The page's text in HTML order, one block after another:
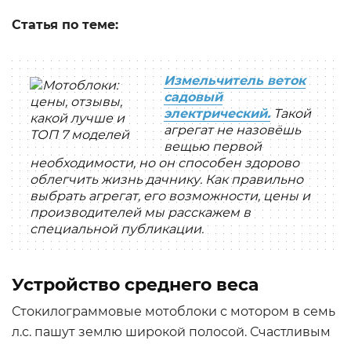
Статья по теме:
Измельчитель веток
садовый
электрический.Такой
агрегат не назовёшь
вещью первой
необходимости, но он способен здорово
облегчить жизнь дачнику. Как правильно
выбрать агрегат, его возможности, цены и
производителей мы расскажем в
специальной публикации.
Устройство среднего веса
Стокилограммовые мотоблоки с мотором в семь
л.с. пашут землю широкой полосой. Счастливым